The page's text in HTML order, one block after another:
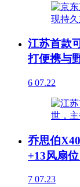
江苏首款
打便携与
6 07.22
乔思伯
+13风扇
7 07.23